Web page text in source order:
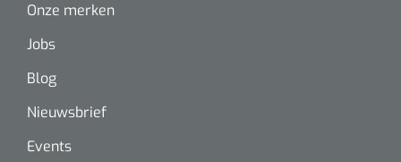
Onze merken
Jobs
Blog
Nieuwsbrief
Events